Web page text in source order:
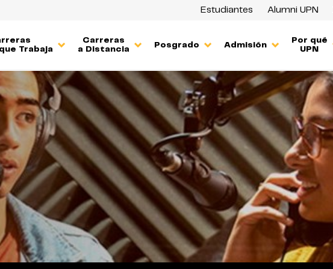
Estudiantes Alumni UPN
Trabaja
Carreras
a Distancia
Posgrado Admisión
Por qué
UPN